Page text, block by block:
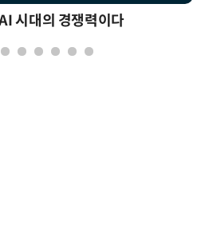
시대의 경쟁력이다